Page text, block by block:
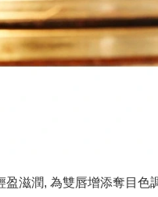
滋潤, 為雙唇增添奪目色